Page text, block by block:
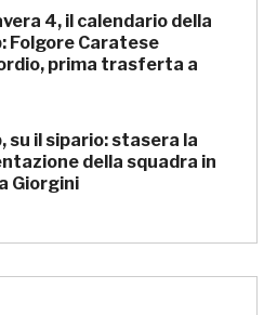
4, il calendario della
Folgore Caratese
prima trasferta a
su il sipario: stasera la
della squadra in
Giorgini